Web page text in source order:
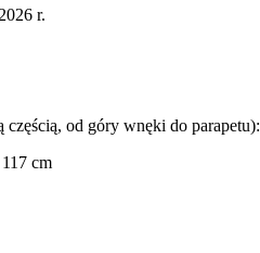
r.
częścią, od góry wnęki do
cm